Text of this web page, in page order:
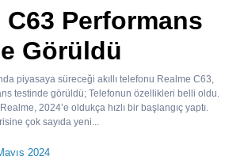
C63 Performans
Görüldü
piyasaya süreceği akıllı telefonu Realme C63,
testinde görüldü; Telefonun özellikleri belli oldu.
2024’e oldukça hızlı bir başlangıç yaptı.
çok sayıda yeni...
2024